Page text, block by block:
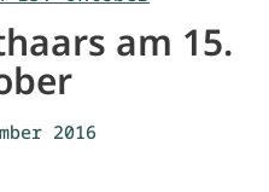
am 15.
2016